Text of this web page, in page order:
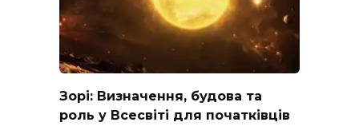
Зорі: Визначення, будова та
роль у Всесвіті для початківців